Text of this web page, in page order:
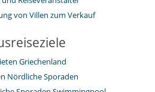
von Villen zum Verkauf
Griechenland
Nördliche Sporaden